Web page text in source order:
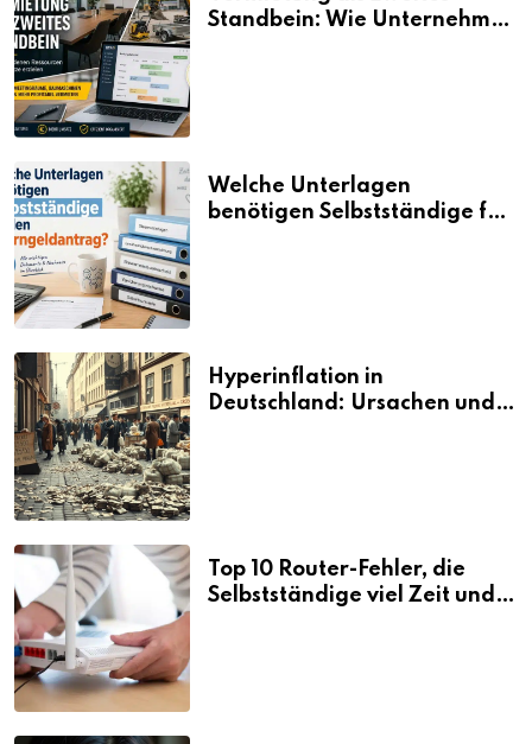
Standbein: Wie Unternehmen
Welche Unterlagen
benötigen Selbstständige für
Hyperinflation in
Deutschland: Ursachen und
Top 10 Router-Fehler, die
Selbstständige viel Zeit und